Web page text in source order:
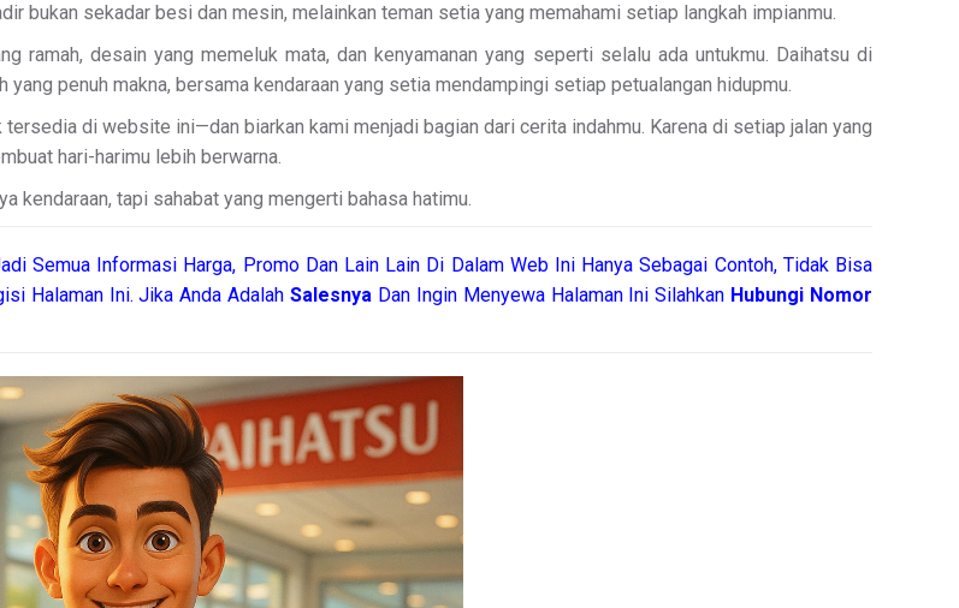
bukan sekadar besi dan mesin, melainkan teman setia yang memahami setiap langkah impianmu.
ramah, desain yang memeluk mata, dan kenyamanan yang seperti selalu ada untukmu. Daihatsu di
penuh makna, bersama kendaraan yang setia mendampingi setiap petualangan hidupmu.
di website ini—dan biarkan kami menjadi bagian dari cerita indahmu. Karena di setiap jalan yang
hari-harimu lebih berwarna.
kendaraan, tapi sahabat yang mengerti bahasa hatimu.
Semua Informasi Harga, Promo Dan Lain Lain Di Dalam Web Ini Hanya Sebagai Contoh, Tidak Bisa
Halaman Ini. Jika Anda AdalahSalesnya Dan Ingin Menyewa Halaman Ini Silahkan Hubungi Nomor